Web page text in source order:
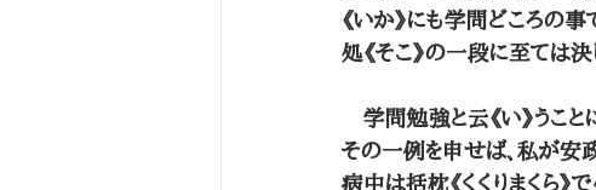
《いか》にも学問どころの事
処《そこ》の一段に至ては決
学問勉強と云《い》うこと
その一例を申せば、私が安
病中は括枕《くくりまくら》